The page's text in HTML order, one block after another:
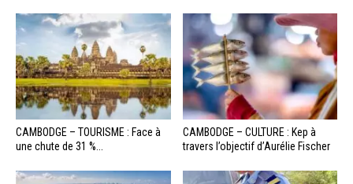
CAMBODGE – TOURISME : Face à
une chute de 31 %...
CAMBODGE – CULTURE : Kep à
travers l’objectif d’Aurélie Fischer